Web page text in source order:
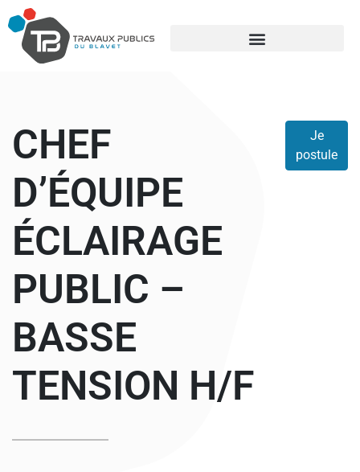
CHEF
D’ÉQUIPE
ÉCLAIRAGE
PUBLIC –
BASSE
TENSION H/F
Je
postule